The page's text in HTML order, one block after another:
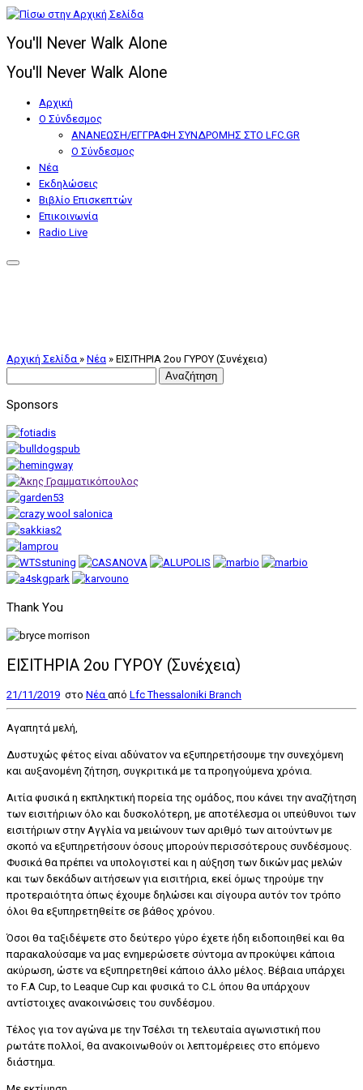
Μετάβαση
περιεχόμενο
You'll Never Walk Alone
You'll Never Walk Alone
Αρχική
Ο Σύνδεσμος
ΑΝΑΝΕΩΣΗ/ΕΓΓΡΑΦΗ ΣΥΝΔΡΟΜΗΣ ΣΤΟ LFC.GR
Ο Σύνδεσμος
Nέα
Εκδηλώσεις
Βιβλίο Επισκεπτών
Επικοινωνία
Radio Live
Αρχική Σελίδα » Nέα » ΕΙΣΙΤΗΡΙΑ 2ου ΓΥΡΟΥ (Συνέχεια)
Sponsors
Thank You
ΕΙΣΙΤΗΡΙΑ 2ου ΓΥΡΟΥ (Συνέχεια)
21/11/2019 στο Nέα από Lfc Thessaloniki Branch
Αγαπητά μελή,
Δυστυχώς φέτος είναι αδύνατον να εξυπηρετήσουμε την συνεχόμενη
και αυξανομένη ζήτηση, συγκριτικά με τα προηγούμενα χρόνια.
Αιτία φυσικά η εκπληκτική πορεία της ομάδος, που κάνει την αναζήτηση
των εισιτήριων όλο και δυσκολότερη, με αποτέλεσμα οι υπεύθυνοι των
εισιτήριων στην Αγγλία να μειώνουν των αριθμό των αιτούντων με
σκοπό να εξυπηρετήσουν όσους μπορούν περισσότερους συνδέσμους.
Φυσικά θα πρέπει να υπολογιστεί και η αύξηση των δικών μας μελών
και των δεκάδων αιτήσεων για εισιτήρια, εκεί όμως τηρούμε την
προτεραιότητα όπως έχουμε δηλώσει και σίγουρα αυτόν τον τρόπο
όλοι θα εξυπηρετηθείτε σε βάθος χρόνου.
Όσοι θα ταξιδέψετε στο δεύτερο γύρο έχετε ήδη ειδοποιηθεί και θα
παρακαλούσαμε να μας ενημερώσετε σύντομα αν προκύψει κάποια
ακύρωση, ώστε να εξυπηρετηθεί κάποιο άλλο μέλος. Βέβαια υπάρχει
το F.A Cup, to Leaque Cup και φυσικά το C.L όπου θα υπάρχουν
αντίστοιχες ανακοινώσεις του συνδέσμου.
Τέλος για τον αγώνα με την Τσέλσι τη τελευταία αγωνιστική που
ρωτάτε πολλοί, θα ανακοινωθούν οι λεπτομέρειες στο επόμενο
διάστημα.